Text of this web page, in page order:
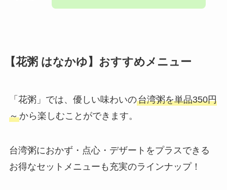
【花粥 はなかゆ】おすすめメニュー
「花粥」では、優しい味わいの台湾粥を単品350円
～から楽しむことができます。
台湾粥におかず・点心・デザートをプラスできる
お得なセットメニューも充実のラインナップ！